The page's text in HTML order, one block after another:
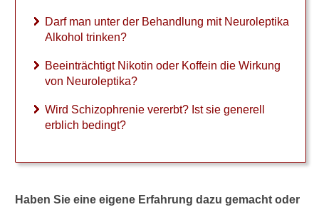
Darf man unter der Behandlung mit Neuroleptika
Alkohol trinken?
Beeinträchtigt Nikotin oder Koffein die Wirkung
von Neuroleptika?
Wird Schizophrenie vererbt? Ist sie generell
erblich bedingt?
Haben Sie eine eigene Erfahrung dazu gemacht oder
n
f
l
u
s
s
n
N
l